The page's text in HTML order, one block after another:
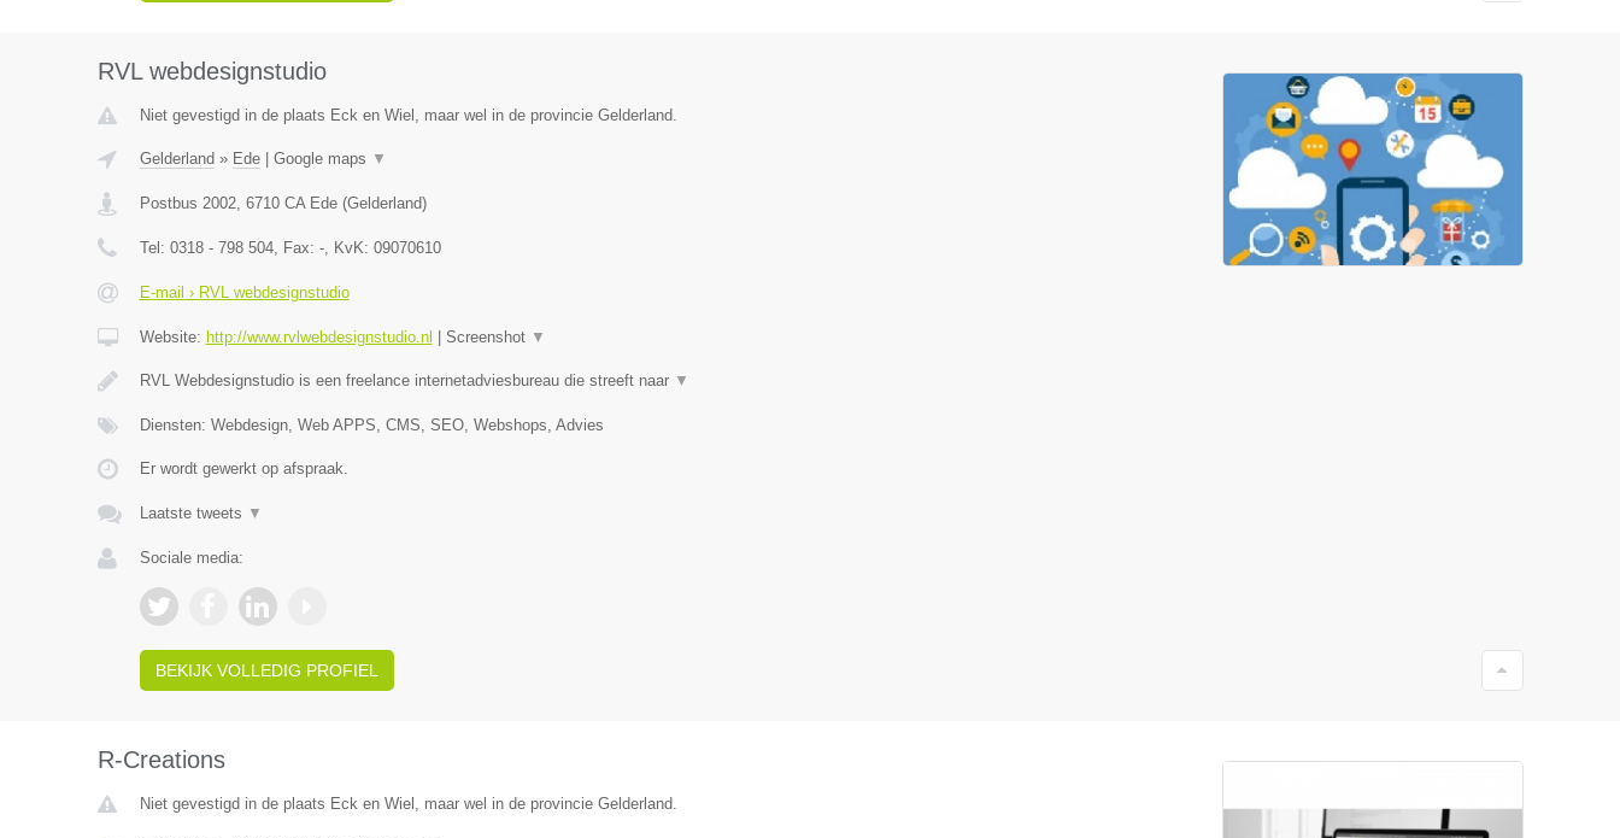
RVL webdesignstudio
Niet gevestigd in de plaats Eck en Wiel, maar wel in de provincie Gelderland.
Gelderland » Ede| Google maps ▼
Postbus 2002, 6710 CA Ede(Gelderland)
Tel: 0318 - 798 504, Fax: -, KvK: 09070610
E-mail › RVL webdesignstudio
Website: http://www.rvlwebdesignstudio.nl Screenshot ▼
RVL Webdesignstudio is een freelance internetadviesbureau die streeft naar ▼
Diensten: Webdesign, Web APPS, CMS, SEO, Webshops, Advies
Er wordt gewerkt op afspraak.
Laatste tweets ▼
Sociale media:
BEKIJK VOLLEDIG PROFIEL
R-Creations
Niet gevestigd in de plaats Eck en Wiel, maar wel in de provincie Gelderland.